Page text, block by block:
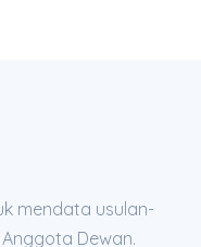
mendata usulan-
Dewan.